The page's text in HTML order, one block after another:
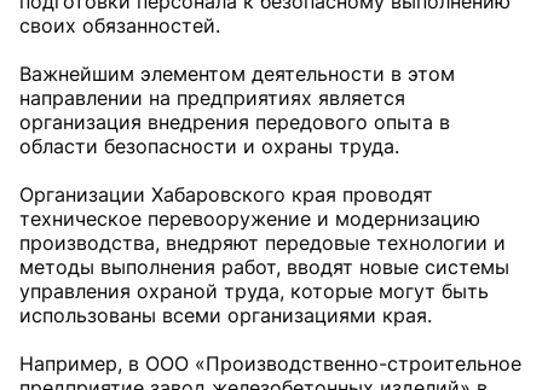
своих обязанностей.
Важнейшим элементом деятельности в этом
направлении на предприятиях является
организация внедрения передового опыта в
области безопасности и охраны труда.
Организации Хабаровского края проводят
техническое перевооружение и модернизацию
производства, внедряют передовые технологии и
методы выполнения работ, вводят новые системы
управления охраной труда, которые могут быть
использованы всеми организациями края.
Например, в ООО «Произ­водственно-строительное